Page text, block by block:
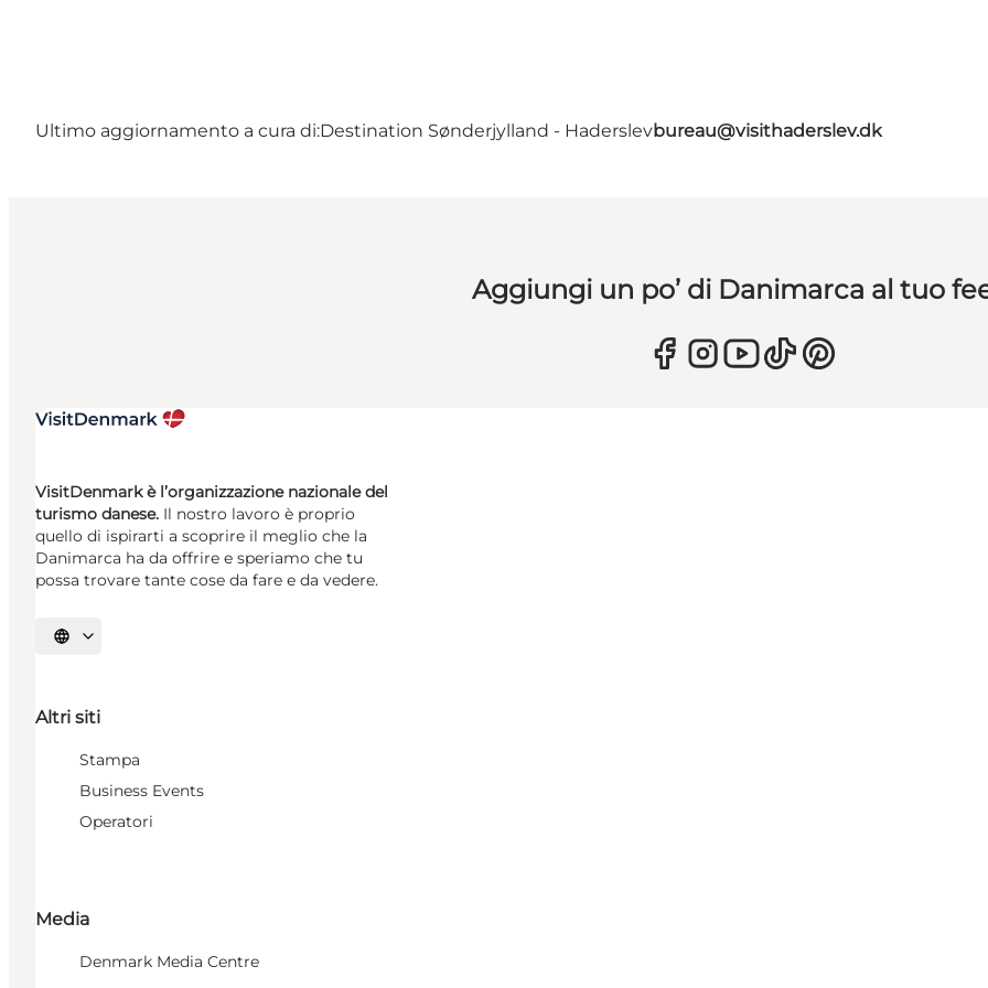
Ultimo aggiornamento a cura di:Destination Sønderjylland - Haderslevbureau@visithaderslev.dk
Aggiungi un po’ di Danimarca al tuo
VisitDenmark è l’organizzazione nazionale del
turismo danese. Il nostro lavoro è proprio
quello di ispirarti a scoprire il meglio che la
Danimarca ha da offrire e speriamo che tu
possa trovare tante cose da fare e da vedere.
Seleziona la lingua
Altri siti
Stampa
Business Events
Operatori
Media
Denmark Media Centre